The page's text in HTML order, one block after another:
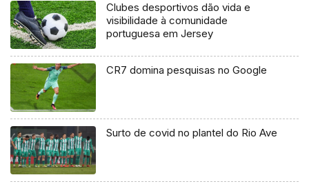
Clubes desportivos dão vida e
visibilidade à comunidade
portuguesa em Jersey
CR7 domina pesquisas no Google
Surto de covid no plantel do Rio Ave